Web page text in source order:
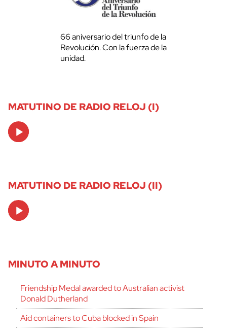
66 aniversario del triunfo de la
Revolución. Con la fuerza de la
unidad.
MATUTINO DE RADIO RELOJ (I)
Audio
Player
MATUTINO DE RADIO RELOJ (II)
Audio
Player
MINUTO A MINUTO
Friendship Medal awarded to Australian activist
Donald Dutherland
Aid containers to Cuba blocked in Spain